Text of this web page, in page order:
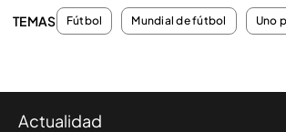
TEMAS Fútbol Mundial de fútbol Uno
Actualidad